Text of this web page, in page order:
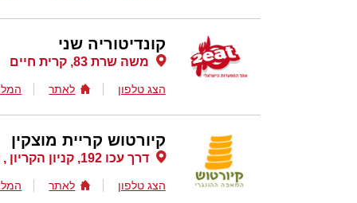
קונדיטוריה שני
משה שרת 83, קרית חיים
הצג טלפון לאתר
קיורטוש קריית מוצקין
דרך עכו 192, קניון הקריון , קרית מוצקין
הצג טלפון לאתר